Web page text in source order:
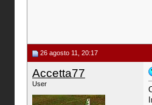
26 agosto 11, 20:17
Accetta77
User